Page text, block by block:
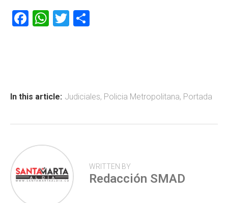
F
ok
W
p
T
tir
In this article: Judiciales, Policia Metropolitana, Portada
WRITTEN BY
Redacción SMAD